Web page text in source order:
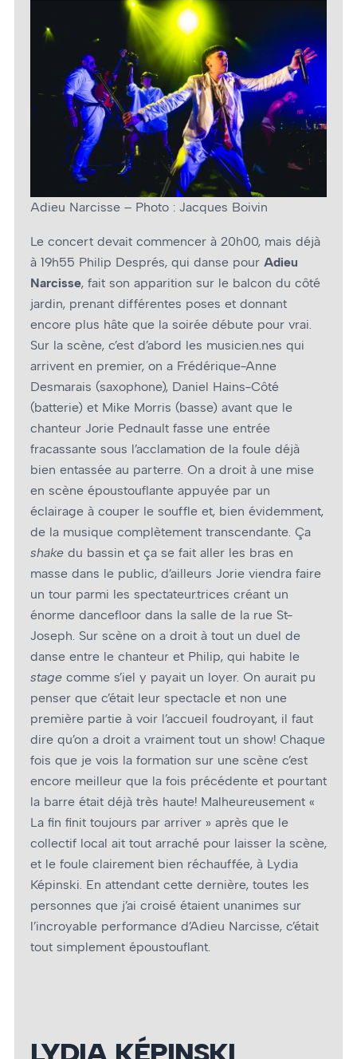
Adieu Narcisse – Photo : Jacques Boivin
Le concert devait commencer à 20h00, mais déjà
à 19h55 Philip Després, qui danse pour Adieu
Narcisse, fait son apparition sur le balcon du côté
jardin, prenant différentes poses et donnant
encore plus hâte que la soirée débute pour vrai.
Sur la scène, c’est d’abord les musicien.nes qui
arrivent en premier, on a Frédérique-Anne
Desmarais (saxophone), Daniel Hains-Côté
(batterie) et Mike Morris (basse) avant que le
chanteur Jorie Pednault fasse une entrée
fracassante sous l’acclamation de la foule déjà
bien entassée au parterre. On a droit à une mise
en scène époustouflante appuyée par un
éclairage à couper le souffle et, bien évidemment,
de la musique complètement transcendante. Ça
shake du bassin et ça se fait aller les bras en
masse dans le public, d’ailleurs Jorie viendra faire
un tour parmi les spectateur.trices créant un
énorme dancefloor dans la salle de la rue St-
Joseph. Sur scène on a droit à tout un duel de
danse entre le chanteur et Philip, qui habite le
stage comme s’iel y payait un loyer. On aurait pu
penser que c’était leur spectacle et non une
première partie à voir l’accueil foudroyant, il faut
dire qu’on a droit a vraiment tout un show! Chaque
fois que je vois la formation sur une scène c’est
encore meilleur que la fois précédente et pourtant
la barre était déjà très haute! Malheureusement «
La fin finit toujours par arriver » après que le
collectif local ait tout arraché pour laisser la scène,
et le foule clairement bien réchauffée, à Lydia
Képinski. En attendant cette dernière, toutes les
personnes que j’ai croisé étaient unanimes sur
l’incroyable performance d’Adieu Narcisse, c’était
tout simplement époustouflant.
LYDIA KÉPINSKI